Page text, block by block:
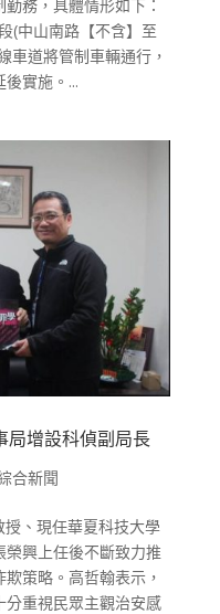
務，具體情形如下：
(中山南路【不含】至
車道將管制車輛通行，
實施。...
局增設科偵副局長
合新聞
授、現任華夏科技大學
興上任後不斷致力推
策略。高哲翰表示，
重視民眾主觀治安感